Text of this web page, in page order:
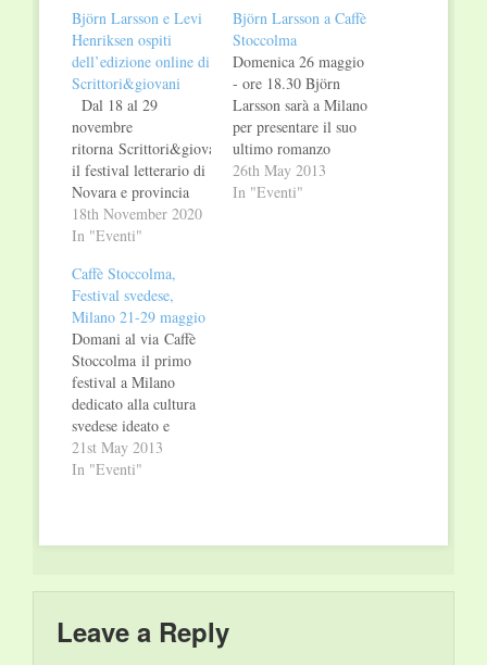
Björn Larsson e Levi
Henriksen ospiti
dell’edizione online di
Scrittori&giovani
Dal 18 al 29
novembre
ritorna Scrittori&giovani,
il festival letterario di
Novara e provincia
che ha come
protagonisti gli
superiori. Giunto alla
dodicesima edizione,
si presenta quest'anno
con una formula
rinnovata, che prevede
un calendario on line
e modalità
multicanale, tra
webinar e podcast. Tra
i tanti…
18th November 2020
In "Eventi"
Björn Larsson a Caffè
Stoccolma
Domenica 26 maggio
- ore 18.30 Björn
Larsson sarà a Milano
per presentare il suo
ultimo romanzo
"L'ultima avventura
del pirata Long John
26th May 2013
In "Eventi"
Caffè Stoccolma,
Festival svedese,
Milano 21-29 maggio
Domani al via Caffè
Stoccolma il primo
festival a Milano
dedicato alla cultura
svedese ideato e
realizzato da
Iperborea con il
l’inaugurazione di
21st May 2013
In "Eventi"
Leave a Reply